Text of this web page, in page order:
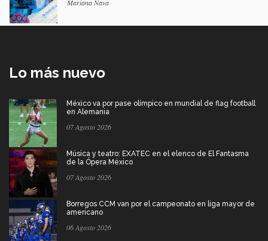
Mariana Nava
Lo más nuevo
México va por pase olímpico en mundial de flag football
en Alemania
07 Agosto 2026
Música y teatro: EXATEC en el elenco de El Fantasma
de la Ópera México
07 Agosto 2026
Borregos CCM van por el campeonato en liga mayor de
americano
06 Agosto 2026